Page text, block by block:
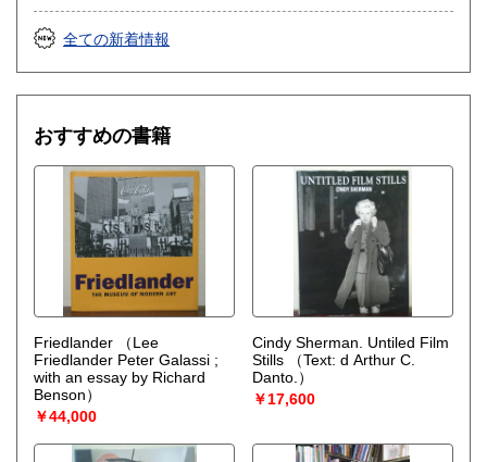
全ての新着情報
おすすめの書籍
Friedlander
（Lee
Friedlander Peter Galassi ;
with an essay by Richard
Benson）
￥44,000
Cindy Sherman. Untiled Film
Stills
（Text: d Arthur C.
Danto.）
￥17,600